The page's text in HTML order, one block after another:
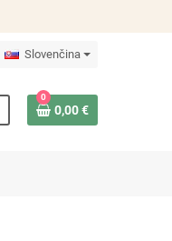
Slovenčina
0
0,00 €